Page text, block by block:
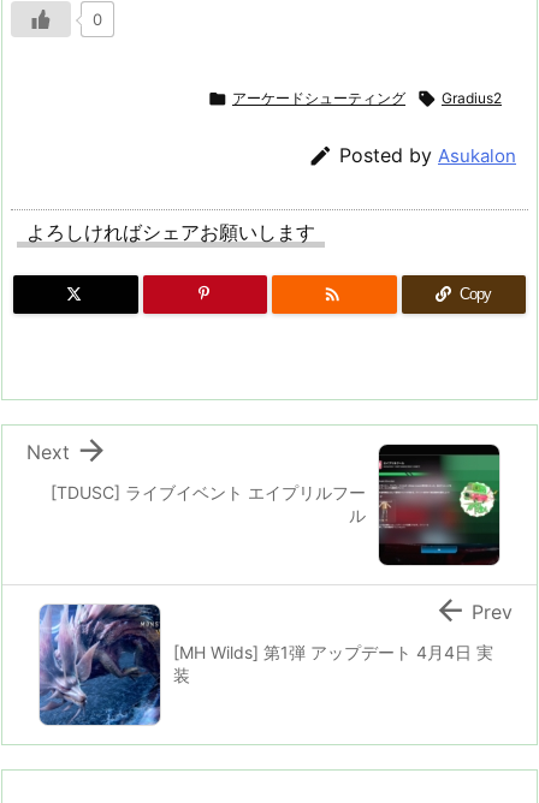
0
 アーケードシューティング  Gradius2
 Posted by Asukalon
よろしければシェアお願いします
 Copy
[TDUSC] ライブイベント エイプリルフー
ル

Next
[MH Wilds] 第1弾 アップデート 4月4日 実
装
 Prev